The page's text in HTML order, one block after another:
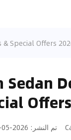
Special Offers
تم النشر :
2026-05-29